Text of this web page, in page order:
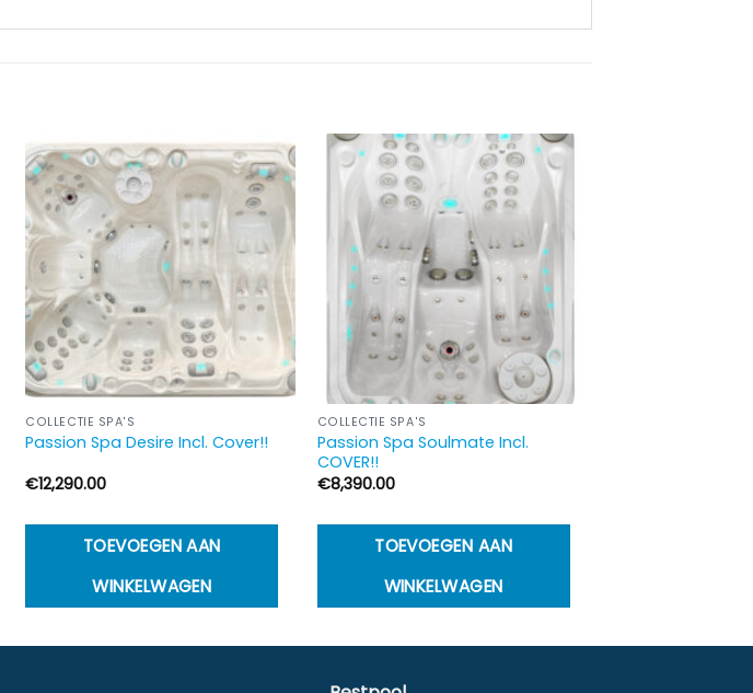
COLLECTIE SPA'S
Passion Spa Desire Incl. Cover!!
€12,290.00
TOEVOEGEN AAN
WINKELWAGEN
COLLECTIE SPA'S
Passion Spa Soulmate Incl.
COVER!!
€8,390.00
TOEVOEGEN AAN
WINKELWAGEN